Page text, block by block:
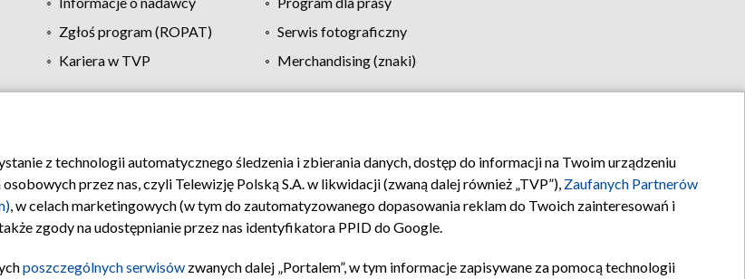
Zgłoś program (ROPAT)
Serwis fotograficzny
Kariera w TVP
Merchandising (znaki)
Moje zgody Pomoc Biuro reklamy Kontakt
z technologii automatycznego śledzenia i zbierania danych, dostęp do informacji na Twoim urządzeniu
przez nas, czyli Telewizję Polską S.A. w likwidacji (zwaną dalej również „TVP”), Zaufanych Partnerów
, w celach marketingowych (w tym do zautomatyzowanego dopasowania reklam do Twoich zainteresowań i
zgody na udostępnianie przez nas identyfikatora PPID do Google.
poszczególnych serwisów zwanych dalej „Portalem”, w tym informacje zapisywane za pomocą technologii